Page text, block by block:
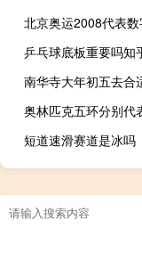
北京奥运2008代表
乒乓球底板重要吗知
南华寺大年初五去合
奥林匹克五环分别代
短道速滑赛道是冰吗